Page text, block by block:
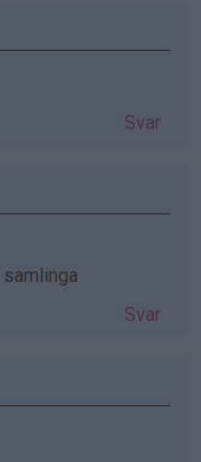
Svar
Svar